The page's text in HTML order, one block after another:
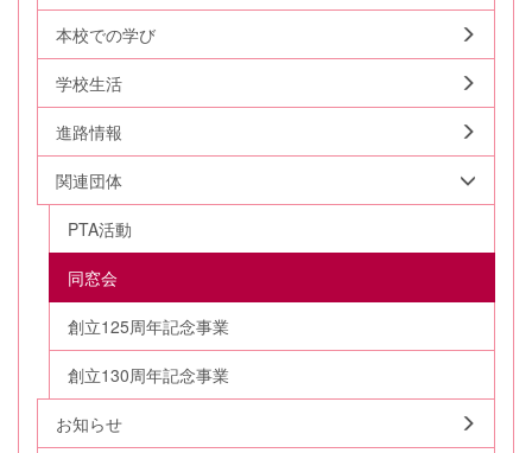
本校での学び
学校生活
進路情報
関連団体
PTA活動
同窓会
創立125周年記念事業
創立130周年記念事業
お知らせ